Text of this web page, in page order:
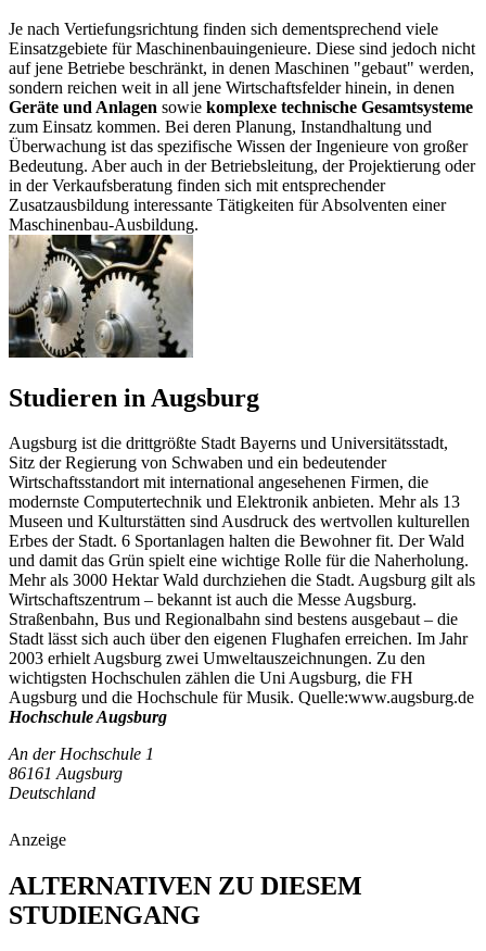
Je nach Vertiefungsrichtung finden sich dementsprechend viele
Einsatzgebiete für Maschinenbauingenieure. Diese sind jedoch nicht
auf jene Betriebe beschränkt, in denen Maschinen "gebaut" werden,
sondern reichen weit in all jene Wirtschaftsfelder hinein, in denen
Geräte und Anlagen sowie komplexe technische Gesamtsysteme
zum Einsatz kommen. Bei deren Planung, Instandhaltung und
Überwachung ist das spezifische Wissen der Ingenieure von großer
Bedeutung. Aber auch in der Betriebsleitung, der Projektierung oder
in der Verkaufsberatung finden sich mit entsprechender
Zusatzausbildung interessante Tätigkeiten für Absolventen einer
Maschinenbau-Ausbildung.
Studieren in Augsburg
Augsburg ist die drittgrößte Stadt Bayerns und Universitätsstadt,
Sitz der Regierung von Schwaben und ein bedeutender
Wirtschaftsstandort mit international angesehenen Firmen, die
modernste Computertechnik und Elektronik anbieten. Mehr als 13
Museen und Kulturstätten sind Ausdruck des wertvollen kulturellen
Erbes der Stadt. 6 Sportanlagen halten die Bewohner fit. Der Wald
und damit das Grün spielt eine wichtige Rolle für die Naherholung.
Mehr als 3000 Hektar Wald durchziehen die Stadt. Augsburg gilt als
Wirtschaftszentrum – bekannt ist auch die Messe Augsburg.
Straßenbahn, Bus und Regionalbahn sind bestens ausgebaut – die
Stadt lässt sich auch über den eigenen Flughafen erreichen. Im Jahr
2003 erhielt Augsburg zwei Umweltauszeichnungen. Zu den
wichtigsten Hochschulen zählen die Uni Augsburg, die FH
Augsburg und die Hochschule für Musik. Quelle:www.augsburg.de
Hochschule Augsburg
An der Hochschule 1
86161 Augsburg
Deutschland
Anzeige
ALTERNATIVEN ZU DIESEM
STUDIENGANG